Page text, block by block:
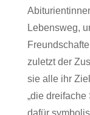
Lebensweg,
zuletzt der
sie alle ihr
„die
dafür